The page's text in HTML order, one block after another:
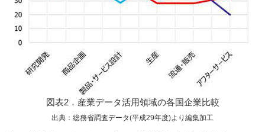
図表2．産業データ活用領域の各国企業比較
出典：総務省調査データ(平成29年度)より編集加工